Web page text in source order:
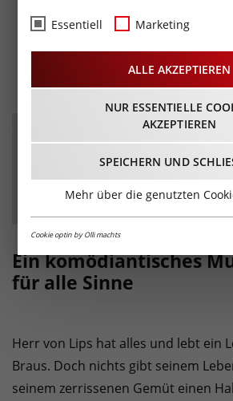
Der Zerrissene
Nestroy
27.06.2025 - Beginn
Ein komödiantisches
für alle Sinne
Herr von Lips hat alles und lebt ein
Braus. Doch nichts gibt seinem
seinem zerrissenen Gemüt einen
Essentiell Marketing
ALLE AKZEPTIEREN
NUR ESSENTIELLE
AKZEPTIEREN
SPEICHERN UND
Mehr über die genutzten
Cookie optin by Olli machts